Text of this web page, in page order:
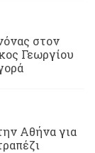
στον
Γεωργίου
Αθήνα για